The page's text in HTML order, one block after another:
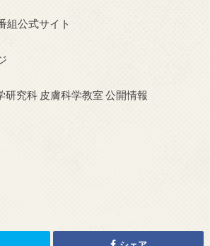
組公式サイト
研究科 皮膚科学教室 公開情報